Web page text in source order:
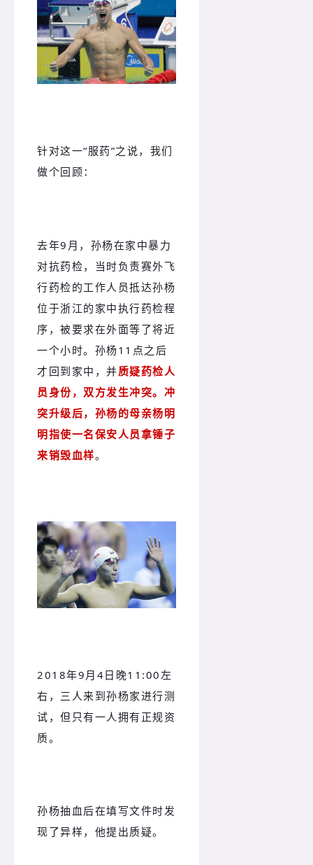
针对这一“服药”之说，我们
做个回顾：
去年9月，孙杨在家中暴力
对抗药检，当时负责赛外飞
行药检的工作人员抵达孙杨
位于浙江的家中执行药检程
序，被要求在外面等了将近
一个小时。孙杨11点之后
才回到家中，并质疑药检人
员身份，双方发生冲突。 冲
突升级后，孙杨的母亲杨明
明指使一名保安人员拿锤子
来销毁血样。
2018年9月4日晚11:00左
右，三人来到孙杨家进行测
试，但只有一人拥有正规资
质。
孙杨抽血后在填写文件时发
现了异样，他提出质疑。